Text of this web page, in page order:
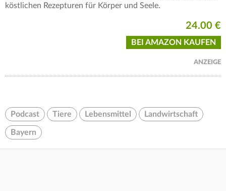
köstlichen Rezepturen für Körper und Seele.
24.00 €
BEI AMAZON KAUFEN
ANZEIGE
Podcast Tiere Lebensmittel Landwirtschaft
Bayern